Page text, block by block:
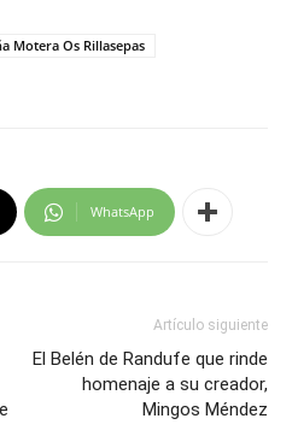
Motera Os Rillasepas
WhatsApp
Artículo siguiente
El Belén de Randufe que rinde
homenaje a su creador,
Mingos Méndez